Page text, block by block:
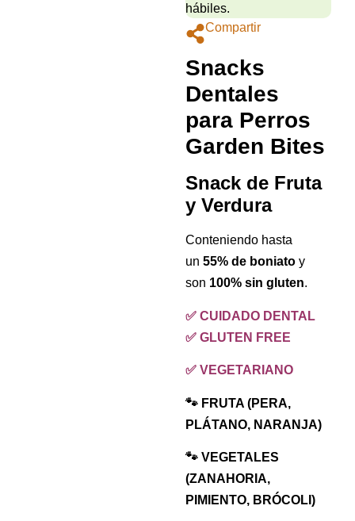
hábiles.
Compartir
Snacks
Dentales
para Perros
Garden Bites
Snack de Fruta
y Verdura
Conteniendo hasta
un 55% de boniatoy
son 100% sin gluten.
✅ CUIDADO DENTAL
✅ GLUTEN FREE
✅ VEGETARIANO
🐾 FRUTA (PERA,
PLÁTANO, NARANJA)
🐾 VEGETALES
(ZANAHORIA,
PIMIENTO, BRÓCOLI)